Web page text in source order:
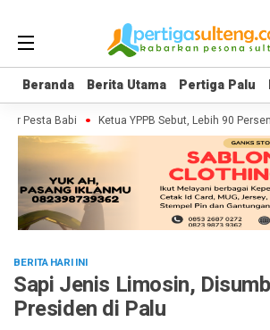
Beranda Berita Utama Pertiga Palu
Beranda Berita Utama Pertiga Palu
Pesta Babi Ketua YPPB Sebut, Lebih 90
BERITA HARI INI
Sapi Jenis Limosin,
Presiden di Palu